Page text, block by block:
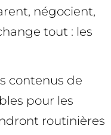
négocient,
tout : les
contenus de
pour les
routinières